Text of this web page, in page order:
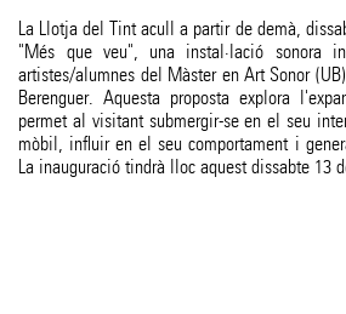
La Llotja del Tint acull a partir de demà,
"Més que veu", una instal·lació sonora
artistes/alumnes del Màster en Art Sonor
Berenguer. Aquesta proposta explora
permet al visitant submergir-se en el seu
mòbil, influir en el seu comportament i
La inauguració tindrà lloc aquest dissabte 13